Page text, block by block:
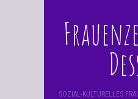
SOZIAL-KULTURELLES